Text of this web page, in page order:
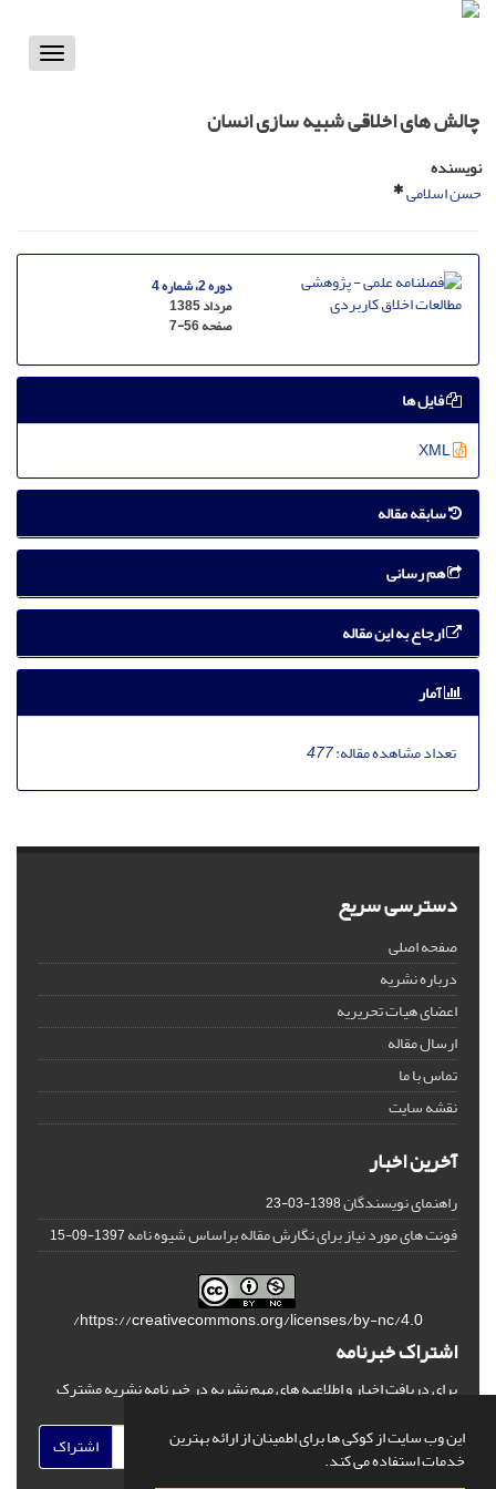
این وب سایت از کوکی ها برای اطمینان از ارائه بهترین
خدمات استفاده می کند.
Toggle
چالش های اخلاقی شبیه سازی انسان
نویسنده
حسن اسلامی
دوره 2، شماره 4
مرداد 1385
صفحه7-56
فایل ها
سابقه مقاله
هم رسانی
ارجاع به این مقاله
آمار
تعداد مشاهده مقاله:477
دسترسی سریع
صفحه اصلی
درباره نشریه
اعضای هیات تحریریه
ارسال مقاله
تماس با ما
نقشه سایت
آخرین اخبار
راهنمای نویسندگان1398-03-23
فونت های مورد نیاز برای نگارش مقاله براساس شیوه نامه1397-09-15
https://creativecommons.org/licenses/by-nc/4.0/
اشتراک خبرنامه
برای دریافت اخبار و اطلاعیه های مهم نشریه در خبرنامه نشریه مشترک
اشتراک